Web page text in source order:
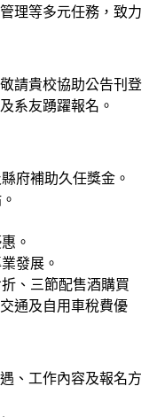
理等多元任務，致力
請貴校協助公告刊登
系友踴躍報名。
府補助久任獎金。
。
發展。
、三節配售酒購買
通及自用車稅費優
、工作內容及報名方